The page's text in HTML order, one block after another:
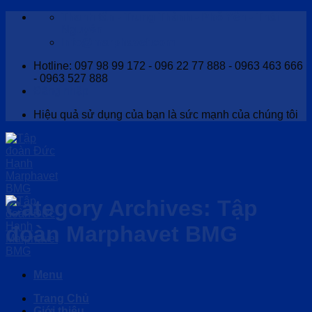
Skip
Hotline: 097 98 99 172 - 096 22 77 888 - 0963 463 666
- 0963 527 888
Hiệu quả sử dụng của bạn là sức mạnh của chúng tôi
Menu
Trang Chủ
Category Archives: Tập
đoàn Marphavet BMG